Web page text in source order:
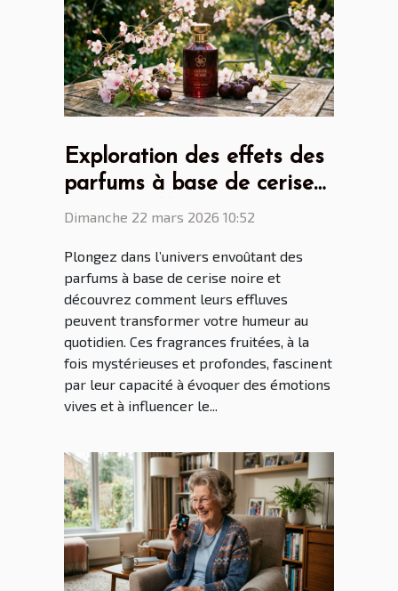
Exploration des effets des
parfums à base de cerise
noire sur l'humeur ?
Dimanche 22 mars 2026 10:52
Plongez dans l’univers envoûtant des
parfums à base de cerise noire et
découvrez comment leurs effluves
peuvent transformer votre humeur au
quotidien. Ces fragrances fruitées, à la
fois mystérieuses et profondes, fascinent
par leur capacité à évoquer des émotions
vives et à influencer le...